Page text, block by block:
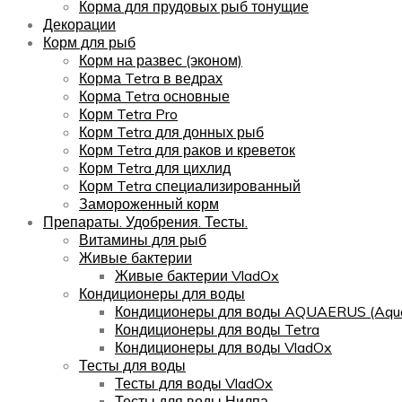
Корма для прудовых рыб тонущие
Декорации
Корм для рыб
Корм на развес (эконом)
Корма Tetra в ведрах
Корма Tetra основные
Корм Tetra Pro
Корм Tetra для донных рыб
Корм Tetra для раков и креветок
Корм Tetra для цихлид
Корм Tetra специализированный
Замороженный корм
Препараты. Удобрения. Тесты.
Витамины для рыб
Живые бактерии
Живые бактерии VladOx
Кондиционеры для воды
Кондиционеры для воды AQUAERUS
Кондиционеры для воды Tetra
Кондиционеры для воды VladOx
Тесты для воды
Тесты для воды VladOx